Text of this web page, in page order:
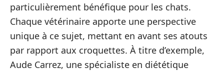
particulièrement bénéfique pour les chats.
Chaque vétérinaire apporte une perspective
unique à ce sujet, mettant en avant ses atouts
par rapport aux croquettes. À titre d’exemple,
Aude Carrez, une spécialiste en diététique